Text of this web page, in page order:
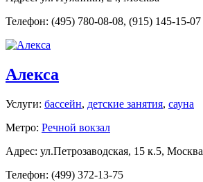
Телефон: (495) 780-08-08, (915) 145-15-07
Алекса
Услуги: бассейн, детские занятия, сауна
Метро: Речной вокзал
Адрес: ул.Петрозаводская, 15 к.5, Москва
Телефон: (499) 372-13-75